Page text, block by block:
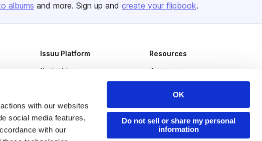
with our websites
social media features,
with our
OK
Do not sell or share my personal
information
albums and more. Sign up and create your flipbook.
Issuu Platform
Content Types
Flipbook
Industries
Resources
Developers